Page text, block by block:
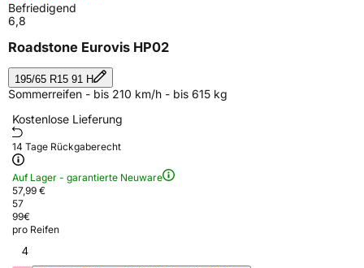
Befriedigend
6,8
Roadstone Eurovis HP02
195/65 R15 91 H
Sommerreifen - bis 210 km/h - bis 615 kg
Kostenlose Lieferung
14 Tage Rückgaberecht
Auf Lager - garantierte Neuware
57,99 €
57
99€
pro Reifen
4